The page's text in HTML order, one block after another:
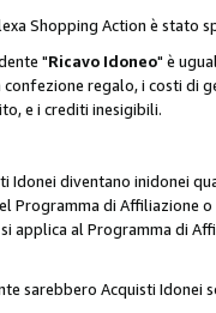
Shopping Action è stato
"Ricavo Idoneo" è
regalo, i costi di
e i crediti inesigibili.
Idonei diventano inidonei
Programma di Affiliazione
applica al Programma di
sarebbero Acquisti